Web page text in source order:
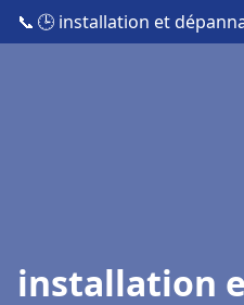
📞 🕒 installation et
installation